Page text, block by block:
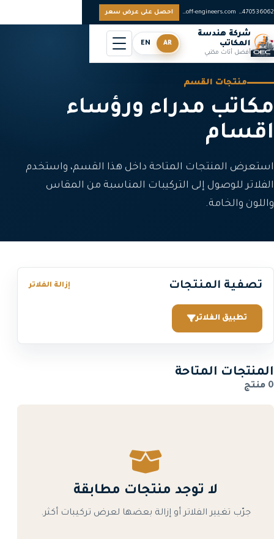
0097470536062
sales@off-engineers.com احصل على عرض سعر
شركة هندسة
المكاتب
أفضل أثاث مكتبي
AR
EN
منتجات القسم
مكاتب مدراء ورؤساء
اقسام
استعرض المنتجات المتاحة داخل هذا القسم، واستخدم
الفلاتر للوصول إلى التركيبات المناسبة من المقاس
واللون والخامة.
تصفية المنتجات إزالة الفلاتر
تطبيق الفلاتر
المنتجات المتاحة
0 منتج
لا توجد منتجات مطابقة
جرّب تغيير الفلاتر أو إزالة بعضها لعرض تركيبات أكثر.